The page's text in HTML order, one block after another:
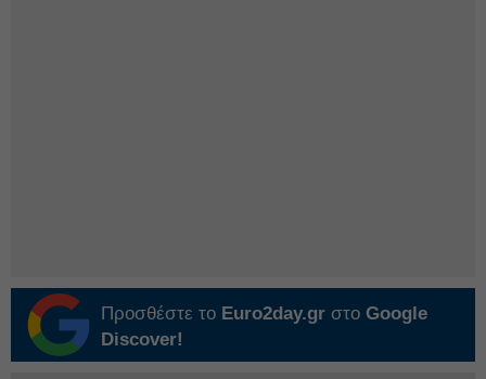
Προσθέστε το Euro2day.gr στο Google
Discover!